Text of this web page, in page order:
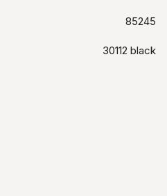
85245
30112 black